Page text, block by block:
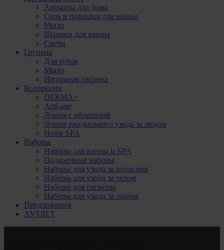
Ароматы для дома
Соль и порошки для ванны
Мыло
Шарики для ванны
Свечи
Гигиена
Для зубов
Мыло
Интимная гигиена
Коллекции
DERMA+
Anti-age
Линия с облепихой
Линия ежедневного ухода за лицом
Home SPA
Наборы
Наборы для ванны и SPA
Подарочные наборы
Наборы для ухода за волосами
Наборы для ухода за телом
Наборы для гигиены
Наборы для ухода за лицом
Предложения
АУТЛЕТ